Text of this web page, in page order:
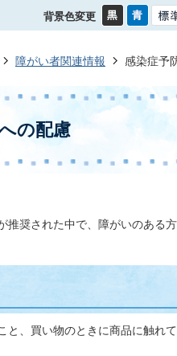
背景色変更
障がい者関連情報 感染症予
の配慮
奨された中で、障がいのある
と、買い物のときに商品に触れ